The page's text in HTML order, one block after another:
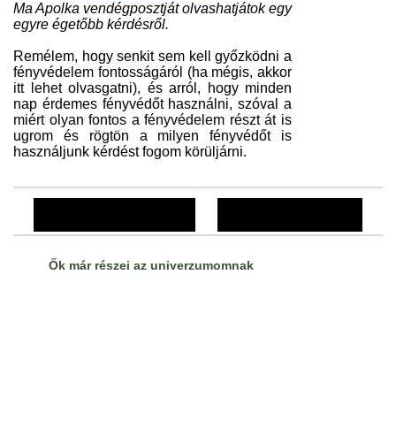
Ma Apolka vendégposztját olvashatjátok egy
egyre égetőbb kérdésről.
Remélem, hogy senkit sem kell győzködni a
fényvédelem fontosságáról (ha mégis, akkor
itt lehet olvasgatni), és arról, hogy minden
nap érdemes fényvédőt használni, szóval a
miért olyan fontos a fényvédelem részt át is
ugrom és rögtön a milyen fényvédőt is
használjunk kérdést fogom körüljárni.
Ők már részei az univerzumomnak